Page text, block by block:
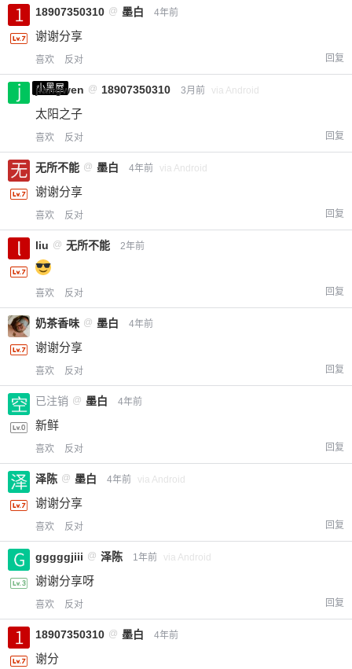
18907350310 @ 墨白 4年前
谢谢分享
喜欢 反对 回复
小黑屋
jiangwen @ 18907350310 3月前 via Android
太阳之子
喜欢 反对 回复
无所不能 @ 墨白 4年前 via Android
谢谢分享
喜欢 反对 回复
liu @ 无所不能 2年前
喜欢 反对 回复
奶茶香味 @ 墨白 4年前
谢谢分享
喜欢 反对 回复
已注销 @ 墨白 4年前
新鲜
喜欢 反对 回复
泽陈 @ 墨白 4年前 via Android
谢谢分享
喜欢 反对 回复
gggggjiii @ 泽陈 1年前 via Android
谢谢分享呀
喜欢 反对 回复
18907350310 @ 墨白 4年前
谢分